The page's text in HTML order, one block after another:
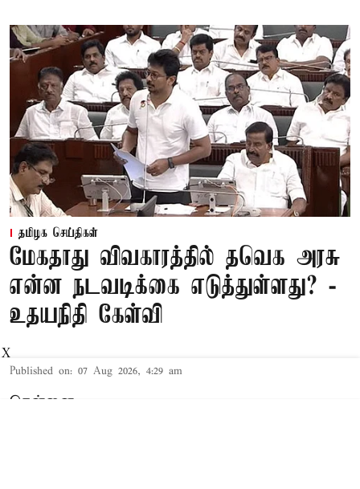
தமிழக செய்திகள்
மேகதாது விவகாரத்தில் தவெக அரசு
என்ன நடவடிக்கை எடுத்துள்ளது? -
உதயநிதி கேள்வி
Published on: 07 Aug 2026, 4:29 am
சென்னை,
X